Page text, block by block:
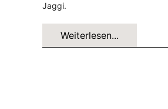
Jaggi.
Weiterlesen...